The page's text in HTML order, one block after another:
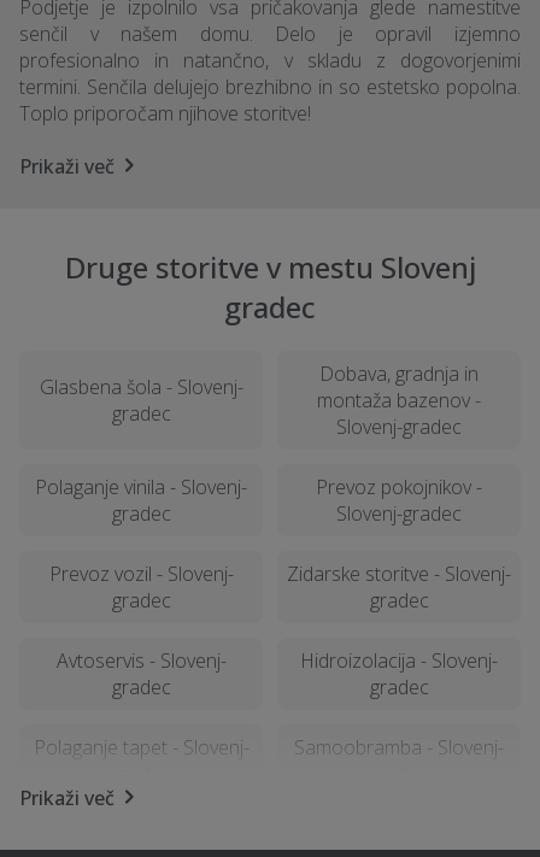
Podjetje je izpolnilo vsa pričakovanja glede namestitve
senčil v našem domu. Delo je opravil izjemno
profesionalno in natančno, v skladu z dogovorjenimi
termini. Senčila delujejo brezhibno in so estetsko popolna.
Toplo priporočam njihove storitve!
Prikaži več
Druge storitve v mestu Slovenj
gradec
Glasbena šola - Slovenj-
gradec
Dobava, gradnja in
montaža bazenov -
Slovenj-gradec
Polaganje vinila - Slovenj-
gradec
Prevoz pokojnikov -
Slovenj-gradec
Prevoz vozil - Slovenj-
gradec
Zidarske storitve - Slovenj-
gradec
Avtoservis - Slovenj-
gradec
Hidroizolacija - Slovenj-
gradec
Polaganje tapet - Slovenj-
Samoobramba - Slovenj-
Prikaži več